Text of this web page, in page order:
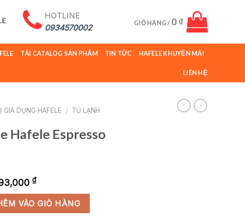
HOTLINE
0934570002
GIỎ HÀNG / 0 ₫
TẢI CATALOG SẢN PHẨM TIN TỨC HAFELE KHUYẾN MÃI
LIÊN HỆ
GIA DỤNG HAFELE / TỦ LẠNH
Hafele Espresso
₫Giá
hiện
tại
535.43.016 số lượng
VÀO GIỎ HÀNG